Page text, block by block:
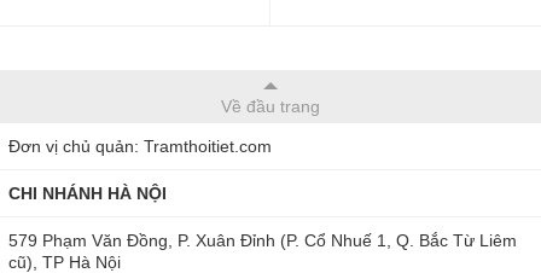
Về đầu trang
Đơn vị chủ quản: Tramthoitiet.com
CHI NHÁNH HÀ NỘI
579 Phạm Văn Đồng, P. Xuân Đỉnh (P. Cổ Nhuế 1, Q. Bắc Từ Liêm
cũ), TP Hà Nội